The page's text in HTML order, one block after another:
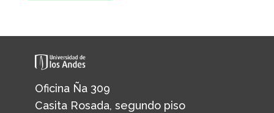
Oficina Ña 309
Casita Rosada, segundo piso